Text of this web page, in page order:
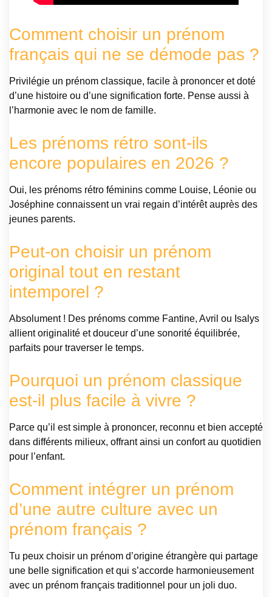
Comment choisir un prénom
français qui ne se démode pas ?
Privilégie un prénom classique, facile à prononcer et doté
d’une histoire ou d’une signification forte. Pense aussi à
l’harmonie avec le nom de famille.
Les prénoms rétro sont-ils
encore populaires en 2026 ?
Oui, les prénoms rétro féminins comme Louise, Léonie ou
Joséphine connaissent un vrai regain d’intérêt auprès des
jeunes parents.
Peut-on choisir un prénom
original tout en restant
intemporel ?
Absolument ! Des prénoms comme Fantine, Avril ou Isalys
allient originalité et douceur d’une sonorité équilibrée,
parfaits pour traverser le temps.
Pourquoi un prénom classique
est-il plus facile à vivre ?
Parce qu’il est simple à prononcer, reconnu et bien accepté
dans différents milieux, offrant ainsi un confort au quotidien
pour l’enfant.
Comment intégrer un prénom
d’une autre culture avec un
prénom français ?
Tu peux choisir un prénom d’origine étrangère qui partage
une belle signification et qui s’accorde harmonieusement
avec un prénom français traditionnel pour un joli duo.